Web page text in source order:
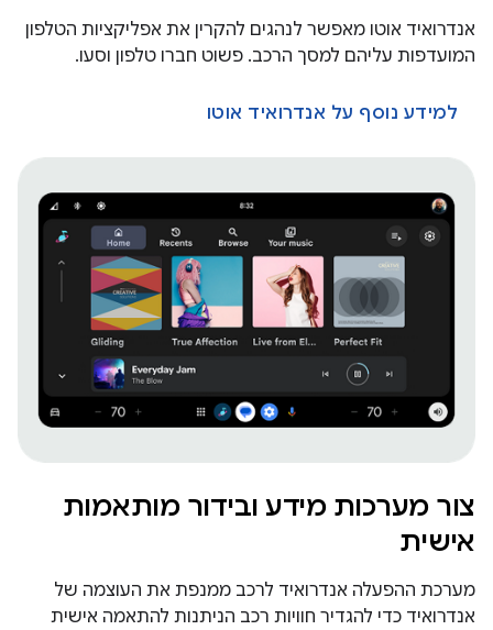
אנדרואיד אוטו מאפשר לנהגים להקרין את אפליקציות הטלפון
המועדפות עליהם למסך הרכב. פשוט חברו טלפון וסעו.
למידע נוסף על אנדרואיד אוטו
צור מערכות מידע ובידור מותאמות
אישית
מערכת ההפעלה אנדרואיד לרכב ממנפת את העוצמה של
אנדרואיד כדי להגדיר חוויות רכב הניתנות להתאמה אישית